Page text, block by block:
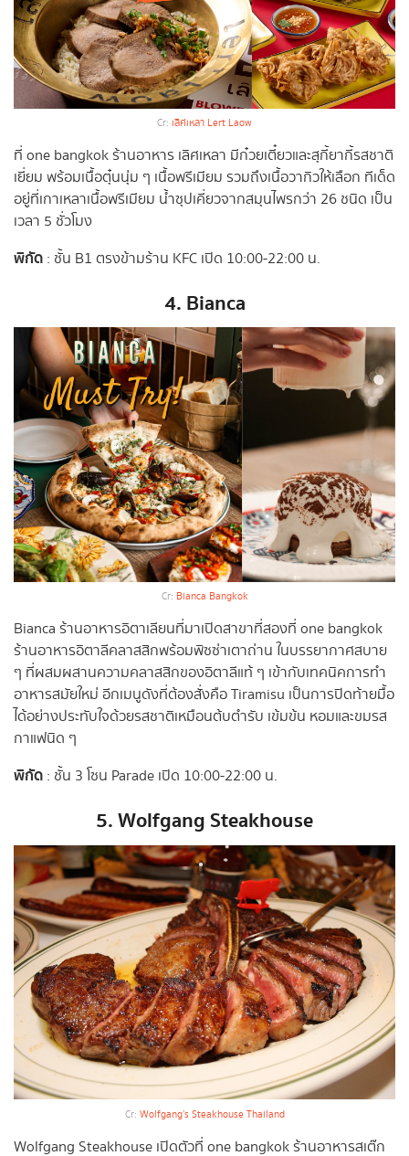
Cr: เลิศเหลา Lert Laow
ที่ one bangkok ร้านอาหาร เลิศเหลา มีก๋วยเตี๋ยวและสุกี้ยากี้รสชาติ
เยี่ยม พร้อมเนื้อตุ๋นนุ่ม ๆ เนื้อพรีเมียม รวมถึงเนื้อวากิวให้เลือก ทีเด็ด
อยู่ที่เกาเหลาเนื้อพรีเมียม น้ำซุปเคี่ยวจากสมุนไพรกว่า 26 ชนิด เป็น
เวลา 5 ชั่วโมง
พิกัด : ชั้น B1 ตรงข้ามร้าน KFC เปิด 10:00-22:00 น.
4. Bianca
Cr: Bianca Bangkok
Bianca ร้านอาหารอิตาเลียนที่มาเปิดสาขาที่สองที่ one bangkok
ร้านอาหารอิตาลีคลาสสิกพร้อมพิซซ่าเตาถ่าน ในบรรยากาศสบาย
ๆ ที่ผสมผสานความคลาสสิกของอิตาลีแท้ ๆ เข้ากับเทคนิคการทำ
อาหารสมัยใหม่ อีกเมนูดังที่ต้องสั่งคือ Tiramisu เป็นการปิดท้ายมื้อ
ได้อย่างประทับใจด้วยรสชาติเหมือนต้บตำรับ เข้มข้น หอมและขมรส
กาแฟนิด ๆ
พิกัด : ชั้น 3 โซน Parade เปิด 10:00-22:00 น.
5. Wolfgang Steakhouse
Cr: Wolfgang’s Steakhouse Thailand
Wolfgang Steakhouse เปิดตัวที่ one bangkok ร้านอาหารสเต๊ก